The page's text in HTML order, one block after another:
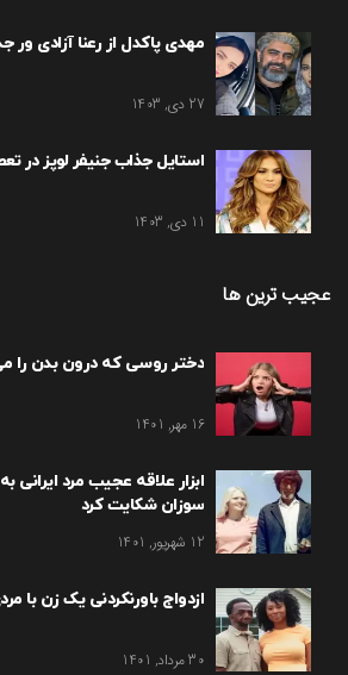
مهدی پاکدل از رعنا آزادی ور
27 دی, 1403
استایل جذاب جنیفر لوپز در
11 دی, 1403
عجیب ترین ها
دختر روسی که درون بدن را
16 مهر, 1401
ابزار علاقه عجیب مرد ایرانی
سوزان شکایت کرد
12 شهریور, 1401
ازدواج باورنکردنی یک زن با
30 مرداد, 1401